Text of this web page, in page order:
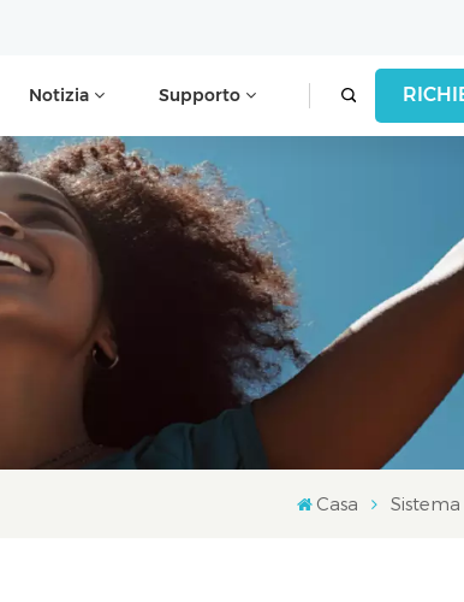
العربية
Notizia Supporto
Casa